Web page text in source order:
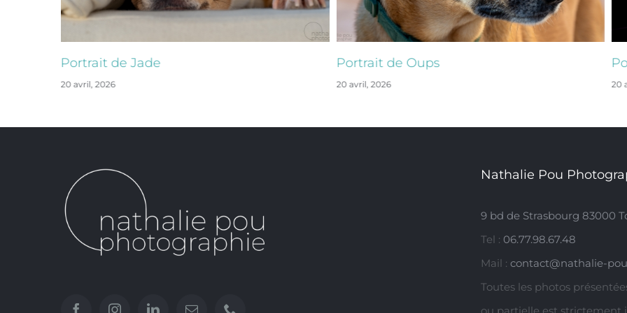
Portrait de Jade
20 avril, 2026
Portrait de Oups
20 avril, 2026 20
Nathalie Pou
9 bd de Strasbourg 83000
Tel : 06.77.98.67.48
Mail : contact@nathalie-
Toutes les photos